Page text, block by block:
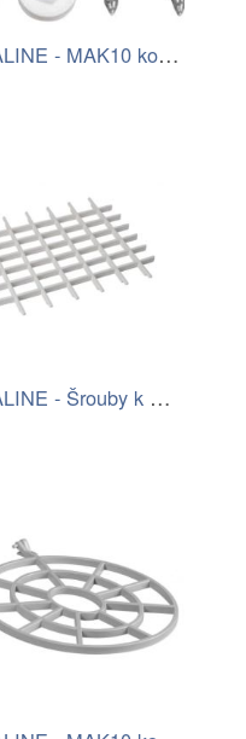
AQUALINE - MAK10 kotvící sada pro WC…
AQUALINE - Šrouby k WC dřevěným…